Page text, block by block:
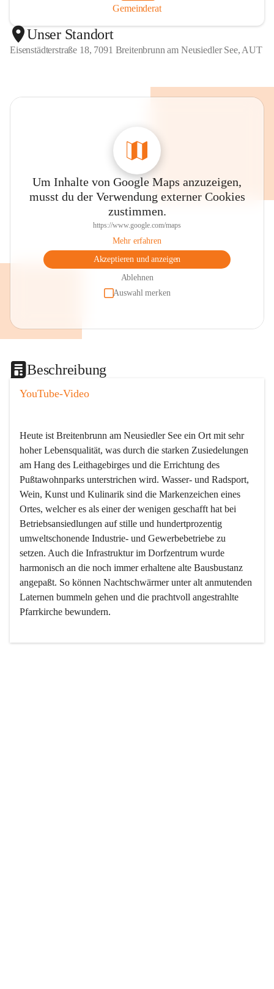
Gemeinderat
Unser Standort
Eisenstädterstraße 18, 7091 Breitenbrunn am Neusiedler See, AUT
Um Inhalte von Google Maps anzuzeigen,
musst du der Verwendung externer Cookies
zustimmen.
https://www.google.com/maps
Mehr erfahren
Akzeptieren und anzeigen
Ablehnen
Auswahl merken
Beschreibung
YouTube-Video
Heute ist Breitenbrunn am Neusiedler See ein Ort mit sehr
hoher Lebensqualität, was durch die starken Zusiedelungen
am Hang des Leithagebirges und die Errichtung des
Pußtawohnparks unterstrichen wird. Wasser- und Radsport,
Wein, Kunst und Kulinarik sind die Markenzeichen eines
Ortes, welcher es als einer der wenigen geschafft hat bei
Betriebsansiedlungen auf stille und hundertprozentig
umweltschonende Industrie- und Gewerbebetriebe zu
setzen. Auch die Infrastruktur im Dorfzentrum wurde
harmonisch an die noch immer erhaltene alte Bausbustanz
angepaßt. So können Nachtschwärmer unter alt anmutenden
Laternen bummeln gehen und die prachtvoll angestrahlte
Pfarrkirche bewundern.
Der Weinbau dominert heute nicht mehr, ist aber integrativer